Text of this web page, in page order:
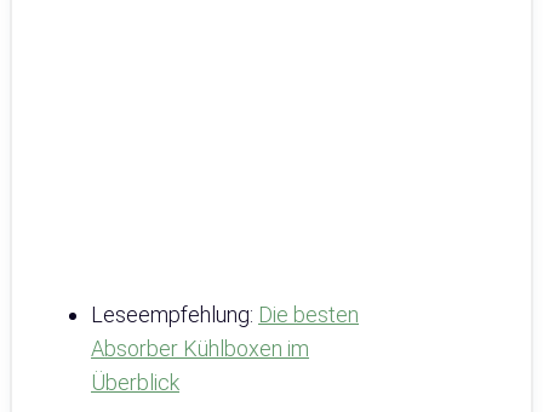
Leseempfehlung: Die besten
Absorber Kühlboxen im
Überblick